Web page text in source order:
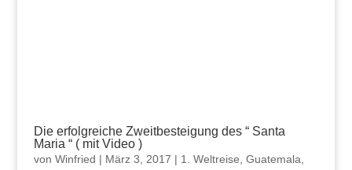
Die erfolgreiche Zweitbesteigung des “ Santa
Maria “ ( mit Video )
von Winfried | März 3, 2017 | 1. Weltreise Guatemala